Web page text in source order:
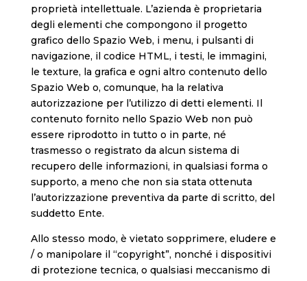
proprietà intellettuale. L’azienda è proprietaria
degli elementi che compongono il progetto
grafico dello Spazio Web, i menu, i pulsanti di
navigazione, il codice HTML, i testi, le immagini,
le texture, la grafica e ogni altro contenuto dello
Spazio Web o, comunque, ha la relativa
autorizzazione per l’utilizzo di detti elementi. Il
contenuto fornito nello Spazio Web non può
essere riprodotto in tutto o in parte, né
trasmesso o registrato da alcun sistema di
recupero delle informazioni, in qualsiasi forma o
supporto, a meno che non sia stata ottenuta
l’autorizzazione preventiva da parte di scritto, del
suddetto Ente.
Allo stesso modo, è vietato sopprimere, eludere e
/ o manipolare il “copyright”, nonché i dispositivi
di protezione tecnica, o qualsiasi meccanismo di